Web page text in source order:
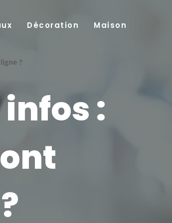
Décoration Maison
?
: